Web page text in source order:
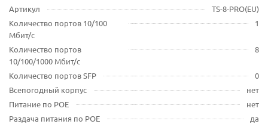
Артикул
TS-8-PRO(EU)
Количество портов 10/100
Мбит/с
1
Количество портов
10/100/1000 Мбит/с
8
Количество портов SFP
0
Всепогодный корпус
нет
Питание по POE
нет
Раздача питания по POE
да